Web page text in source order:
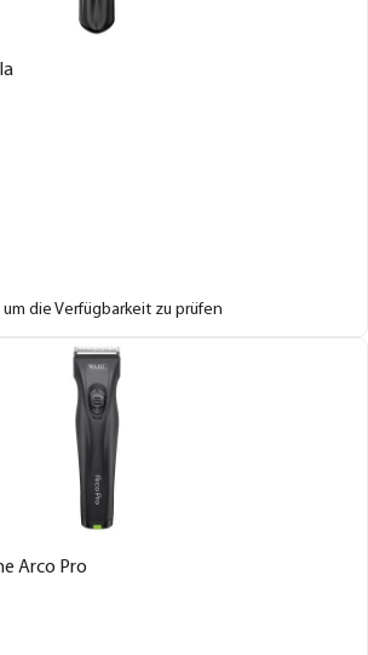
um die Verfügbarkeit zu prüfen
Arco Pro